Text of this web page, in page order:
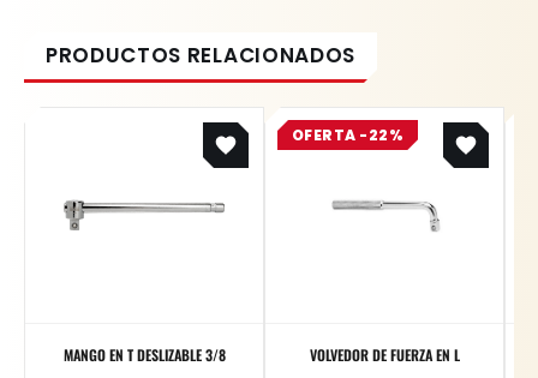
MANGO EN T DESLIZABLE 3/8
OFERTA -22%
VOLVEDOR DE FUERZA EN L
Original
price
was:
Current
price
is: